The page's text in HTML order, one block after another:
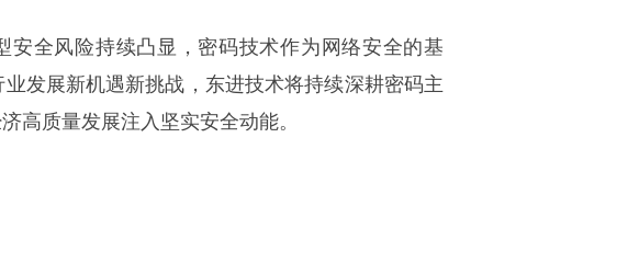
安全风险持续凸显，密码技术作为网络安全的基
发展新机遇新挑战，东进技术将持续深耕密码主
高质量发展注入坚实安全动能。